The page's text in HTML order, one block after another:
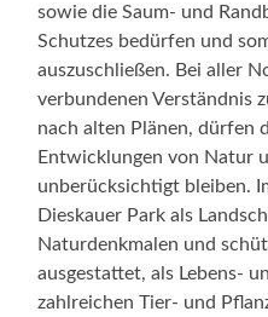
sowie die Saum- und
Schutzes bedürfen und
auszuschließen. Bei aller
verbundenen Verständnis
nach alten Plänen, dürfen
Entwicklungen von Natur
unberücksichtigt bleiben.
Dieskauer Park als
Naturdenkmalen und
ausgestattet, als Lebens-
zahlreichen Tier- und